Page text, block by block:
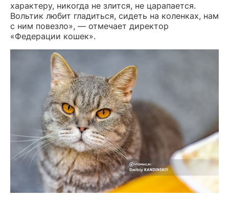
характеру, никогда не злится, не царапается.
Вольтик любит гладиться, сидеть на коленках, нам
с ним повезло», — отмечает директор
«Федерации кошек».